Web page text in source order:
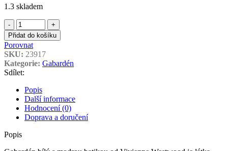
1.3 skladem
Gabardén
bílý
s
modrou
batikou
Vivienne
Westwood
množství
Přidat do košíku
Porovnat
SKU: 23917
Kategorie: Gabardén
Sdílet:
Popis
Další informace
Hodnocení (0)
Doprava a doručení
Popis